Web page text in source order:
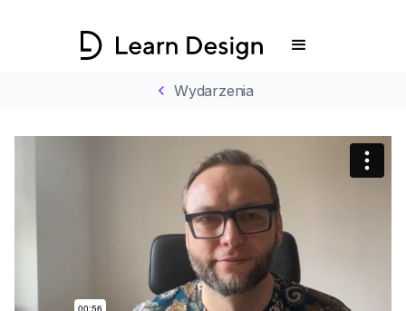
chevron_left Wydarzenia